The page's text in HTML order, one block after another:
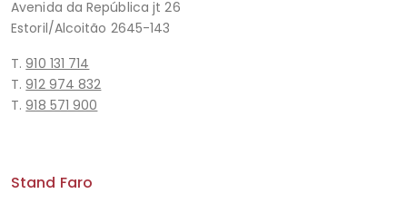
Avenida da República jt 26
Estoril/Alcoitão 2645-143
T.910 131 714
T.912 974 832
T.918 571 900
Stand Faro